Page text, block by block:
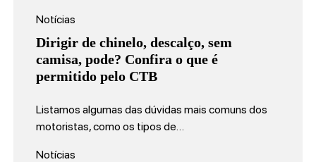
Notícias
Dirigir de chinelo, descalço, sem
camisa, pode? Confira o que é
permitido pelo CTB
Listamos algumas das dúvidas mais comuns dos
motoristas, como os tipos de…
Notícias